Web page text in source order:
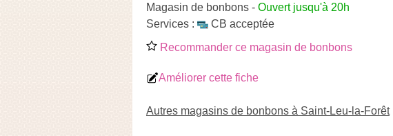
Magasin de bonbons - Ouvert jusqu'à 20h
Services :
CB acceptée
Recommander ce magasin de bonbons
Améliorer cette fiche
Autres magasins de bonbons à Saint-Leu-la-Forêt